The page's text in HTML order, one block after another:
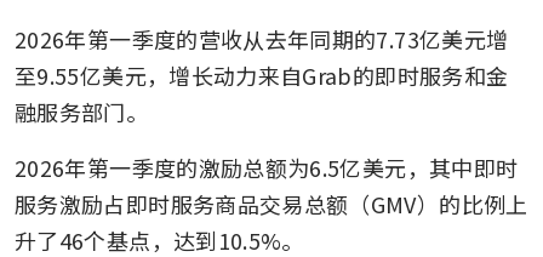
2026年第一季度的营收从去年同期的7.73亿美元增
至9.55亿美元，增长动力来自Grab的即时服务和金
融服务部门。
2026年第一季度的激励总额为6.5亿美元，其中即时
服务激励占即时服务商品交易总额（GMV）的比例上
升了46个基点，达到10.5%。